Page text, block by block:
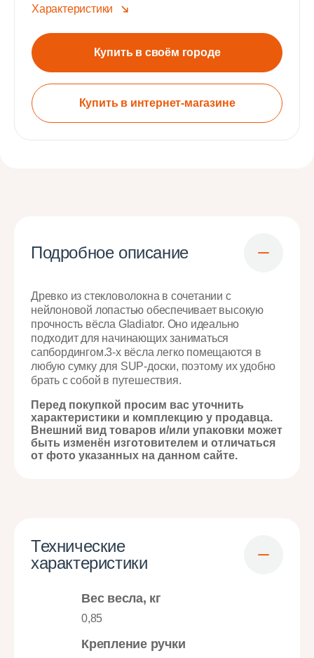
Характеристики
Купить в своём городе
Купить в интернет-магазине
Подробное описание
Древко из стекловолокна в сочетании с
нейлоновой лопастью обеспечивает высокую
прочность вёсла Gladiator. Оно идеально
подходит для начинающих заниматься
сапбордингом.3-х вёсла легко помещаются в
любую сумку для SUP-доски, поэтому их удобно
брать с собой в путешествия.
Перед покупкой просим вас уточнить
характеристики и комплекцию у продавца.
Внешний вид товаров и/или упаковки может
быть изменён изготовителем и отличаться
от фото указанных на данном сайте.
Технические
характеристики
Вес весла, кг
0,85
Крепление ручки